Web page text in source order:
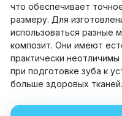
что обеспечивает
размеру. Для
использоваться разные
композит. Они имеют
практически
при подготовке зуба к
больше здоровых тканей.